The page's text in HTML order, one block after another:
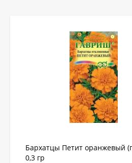
Бархатцы Петит оранжевый
0,3 гр